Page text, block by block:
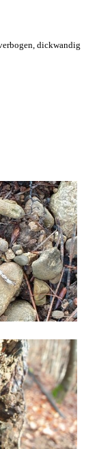
dickwandig